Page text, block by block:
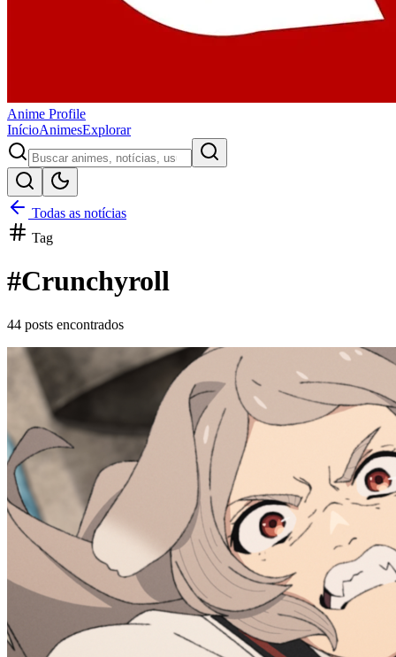
Anime Profile
InícioAnimesExplorar
Todas as notícias
Tag
#Crunchyroll
44 posts encontrados